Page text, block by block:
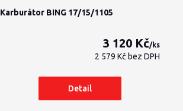
Karburátor BING 17/15/1105
3 120 Kč/ks
2 579 Kč bez DPH
Detail